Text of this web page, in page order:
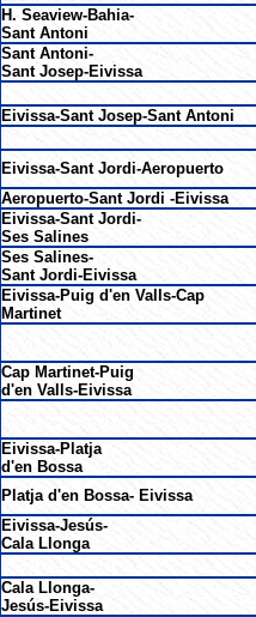
H. Seaview-Bahia-
Sant Antoni
Sant Antoni-
Sant Josep-Eivissa
Eivissa-Sant Josep-Sant Antoni
Eivissa-Sant Jordi-Aeropuerto
Aeropuerto-Sant Jordi -Eivissa
Eivissa-Sant Jordi-
Ses Salines
Ses Salines-
Sant Jordi-Eivissa
Eivissa-Puig d'en Valls-Cap
Martinet
Cap Martinet-Puig
d'en Valls-Eivissa
Eivissa-Platja
d'en Bossa
Platja d'en Bossa- Eivissa
Eivissa-Jesús-
Cala Llonga
Cala Llonga-
Jesús-Eivissa